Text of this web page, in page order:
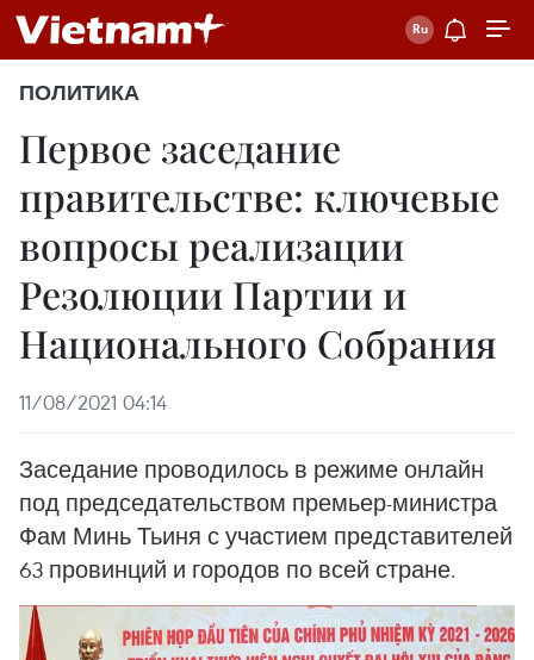
ПОЛИТИКА
Первое заседание
правительстве: ключевые
вопросы реализации
Резолюции Партии и
Национального Собрания
11/08/2021 04:14
Заседание проводилось в режиме онлайн
под председательством премьер-министра
Фам Минь Тьиня с участием представителей
63 провинций и городов по всей стране.